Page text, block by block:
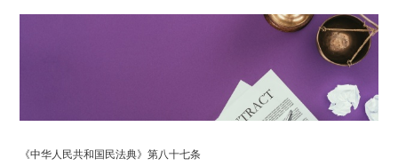
《中华人民共和国民法典》第八十七条